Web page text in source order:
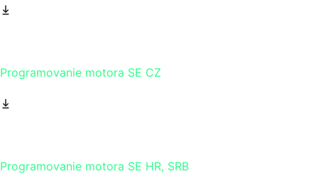
Programovanie motora SE CZ
Programovanie motora SE HR, SRB